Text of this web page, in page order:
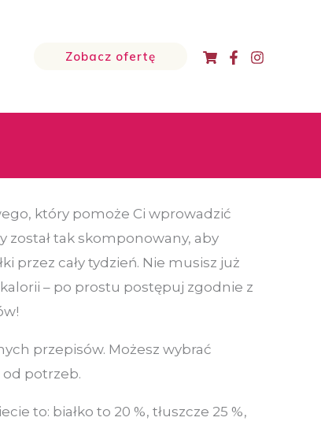
Zobacz ofertę
który pomoże Ci wprowadzić
został tak skomponowany, aby
przez cały tydzień. Nie musisz już
– po prostu postępuj zgodnie z
przepisów. Możesz wybrać
od potrzeb.
to: białko to 20 %, tłuszcze 25 %,